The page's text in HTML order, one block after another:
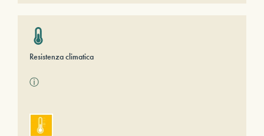
Resistenza climatica
ⓘ